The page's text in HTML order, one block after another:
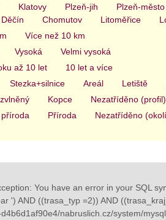
Klatovy Plzeň-jih Plzeň-město
Děčín Chomutov Litoměřice
Více než 10 km
Vysoká
Velmi vysoká
až 10 let
10 let a více
Stezka+silnice Areál Letiště
Kopce
Nezatříděno (profil)
Příroda Nezatříděno
You have an error in your SQL
') AND ((trasa_typ =2)) AND
nabruslich.cz/system/